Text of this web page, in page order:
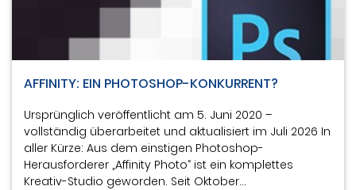
AFFINITY: EIN PHOTOSHOP-KONKURRENT?
Ursprünglich veröffentlicht am 5. Juni 2020 –
vollständig überarbeitet und aktualisiert im Juli 2026 In
aller Kürze: Aus dem einstigen Photoshop-
Herausforderer „Affinity Photo“ ist ein komplettes
Kreativ-Studio geworden. Seit Oktober…